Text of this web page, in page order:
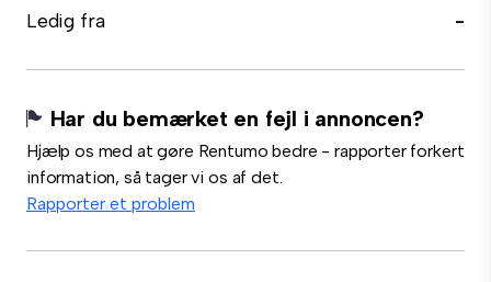
Ledig fra
-
Har du bemærket en fejl i annoncen?
Hjælp os med at gøre Rentumo bedre - rapporter forkert
information, så tager vi os af det.
Rapporter et problem